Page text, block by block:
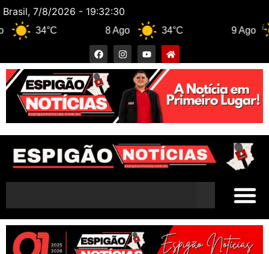
Brasil, 7/8/2026 - 19:32:31
34°C